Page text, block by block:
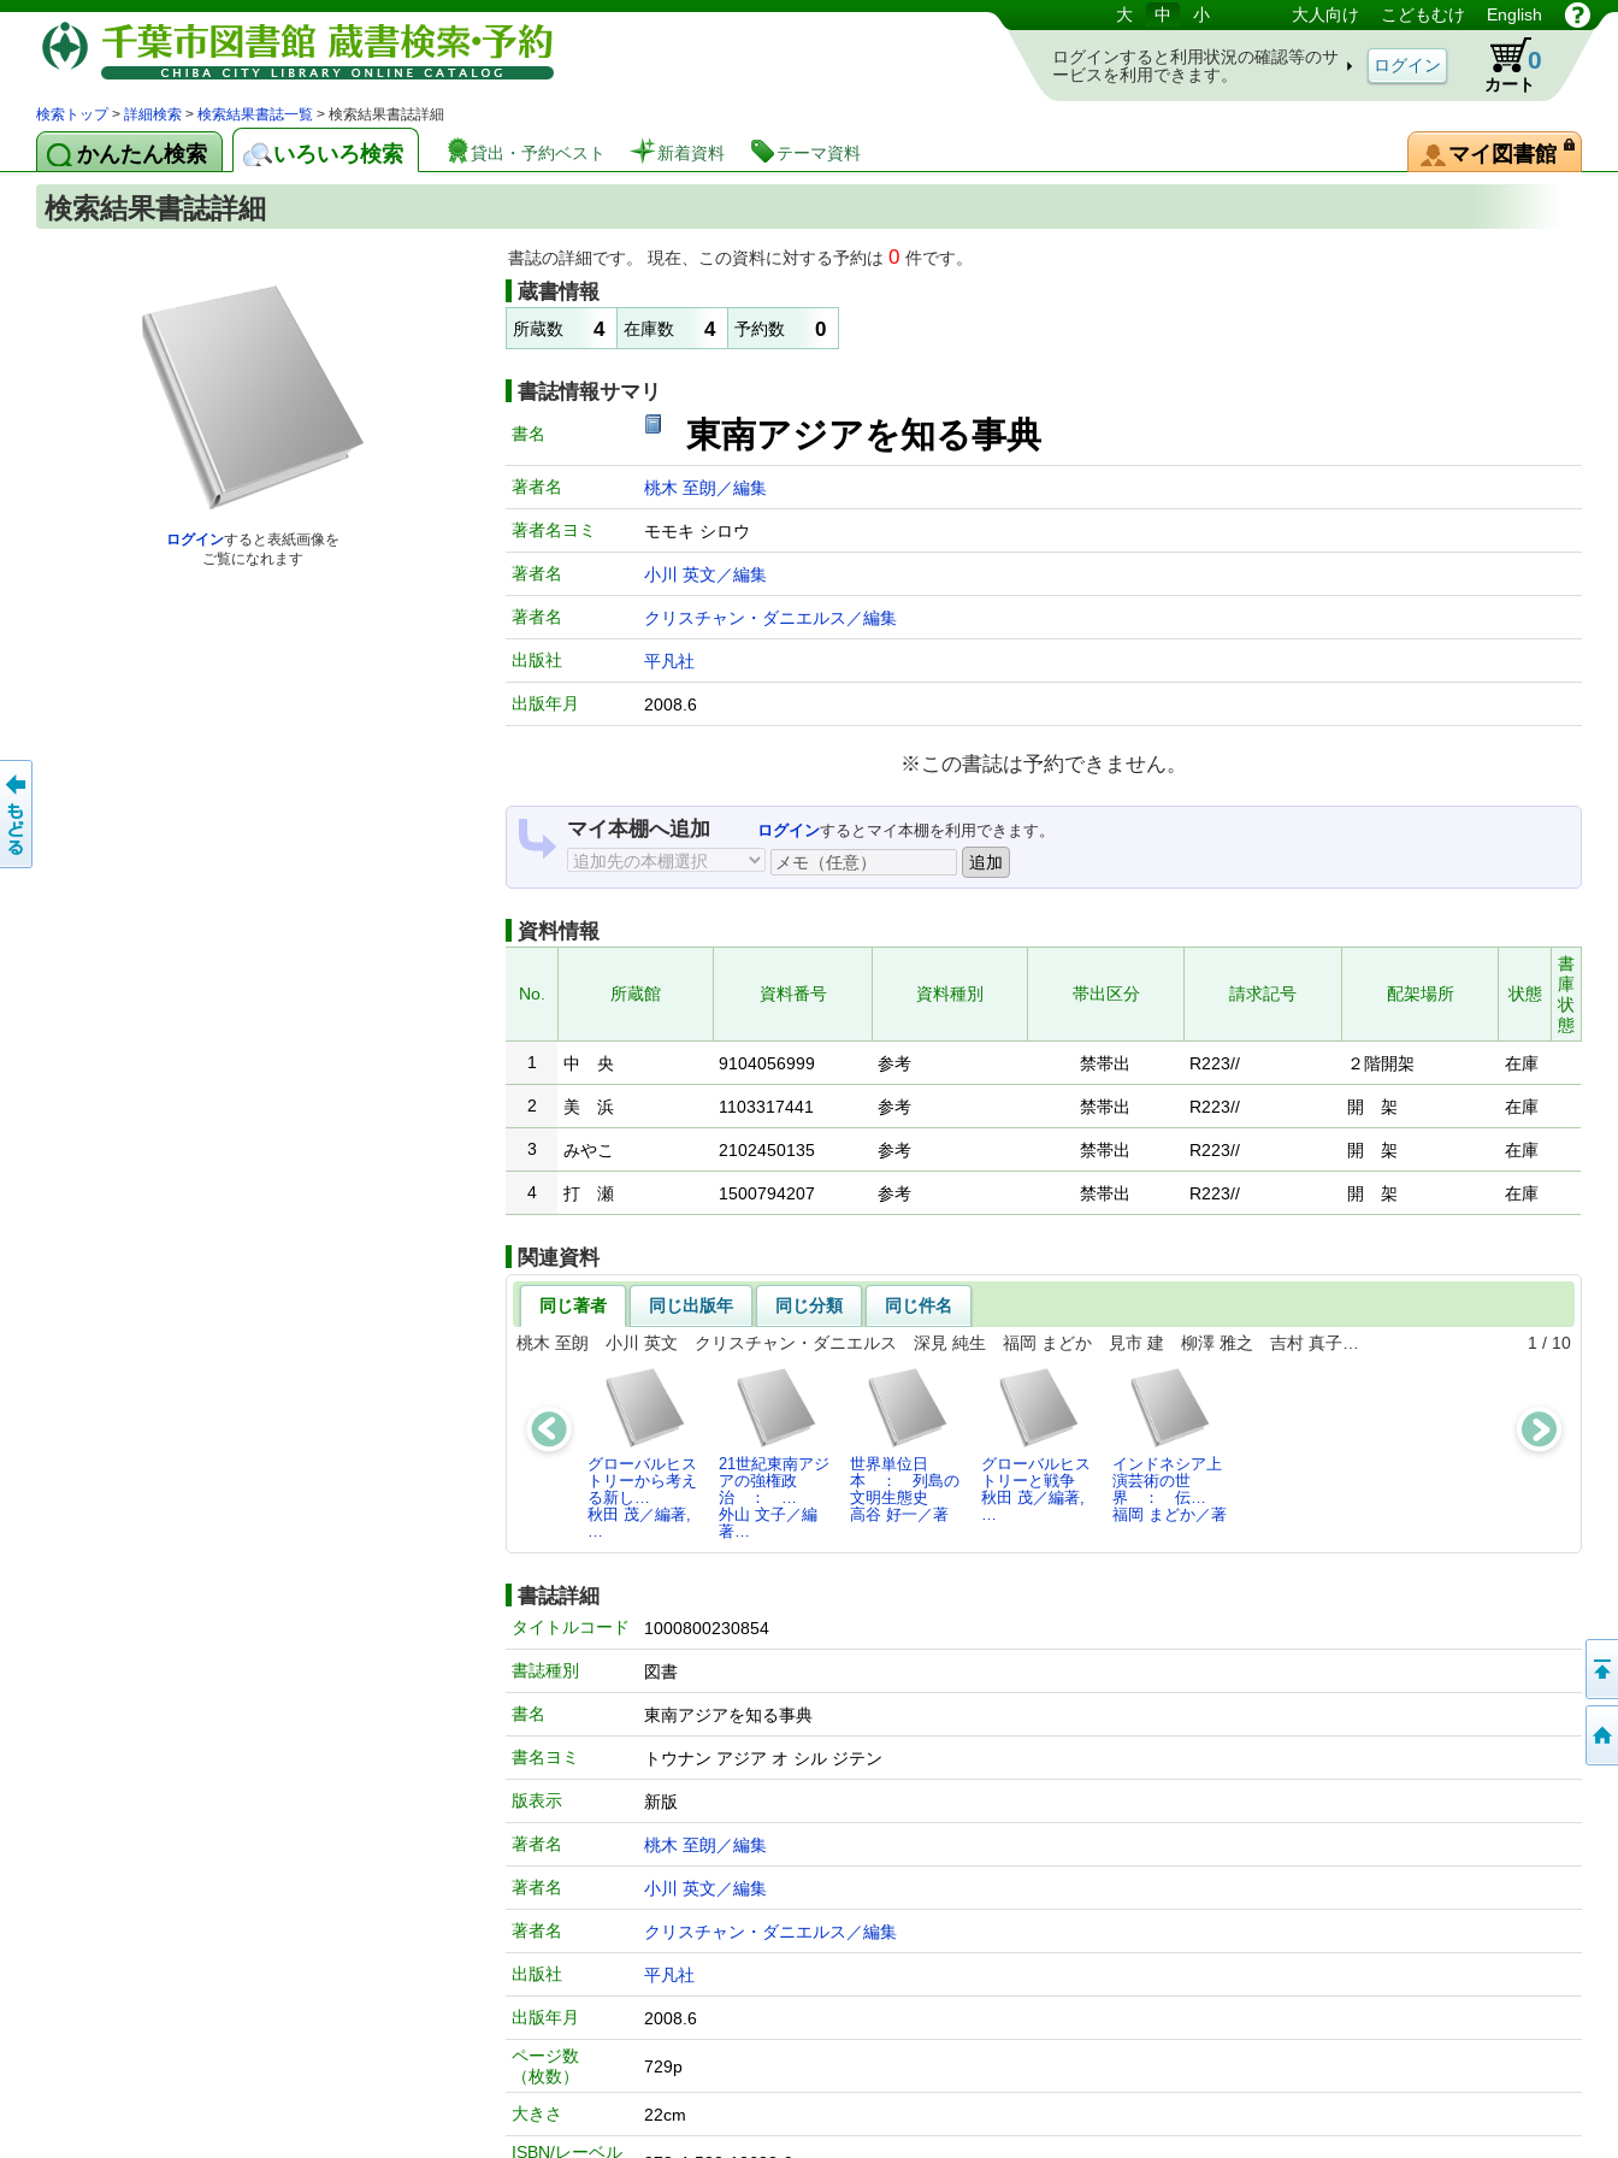
図書館 蔵書検索・予約システム 大 中 小 大人向け こどもむけ English
ログインすると利用状況の確認等のサ
ービスを利用できます。
カート
0
検索トップ> 詳細検索 > 検索結果書誌一覧 > 検索結果書誌詳細
かんたん検索 いろいろ検索 貸出・予約ベスト 新着資料 テーマ資料 マイ図書館
検索結果書誌詳細
ログインすると表紙画像を
ご覧になれます
書誌の詳細です。 現在、この資料に対する予約は 0 件です。
蔵書情報
所蔵数 4 在庫数 4 予約数 0
書誌情報サマリ
書名 東南アジアを知る事典
著者名 桃木 至朗／編集
著者名ヨミ モモキ シロウ
著者名 小川 英文／編集
著者名 クリスチャン・ダニエルス／編集
出版社 平凡社
出版年月 2008.6
※この書誌は予約できません。
マイ本棚へ追加 ログインするとマイ本棚を利用できます。
資料情報
No. 所蔵館 資料番号 資料種別 帯出区分 請求記号 配架場所 状態
書
庫
状
態
1
中 央 9104056999 参考 禁帯出 R223// ２階開架 在庫
2 美 浜 1103317441 参考 禁帯出 R223// 開 架 在庫
3 みやこ 2102450135 参考 禁帯出 R223// 開 架 在庫
4 打 瀬 1500794207 参考 禁帯出 R223// 開 架 在庫
関連資料
同じ著者 同じ出版年 同じ分類
同じ件名
桃木 至朗 小川 英文 クリスチャン・ダニエルス 深見 純生 福岡 まどか 見市 建 柳澤 雅之 吉村 真子…
1 / 10
グローバルヒス
トリーから考え
る新し…
秋田 茂／編著,
…
21世紀東南アジ
アの強権政
治 ： …
外山 文子／編
著…
世界単位日
本 ： 列島の
文明生態史
高谷 好一／著
グローバルヒス
トリーと戦争
秋田 茂／編著,
…
インドネシア上
演芸術の世
界 ： 伝…
福岡 まどか／著
書誌詳細
タイトルコード 1000800230854
書誌種別 図書
書名 東南アジアを知る事典
書名ヨミ トウナン アジア オ シル ジテン
版表示 新版
著者名 桃木 至朗／編集
著者名 小川 英文／編集
著者名 クリスチャン・ダニエルス／編集
出版社 平凡社
出版年月
2008.6
ページ数
（枚数）
729p
大きさ
22cm
ISBN/レーベル